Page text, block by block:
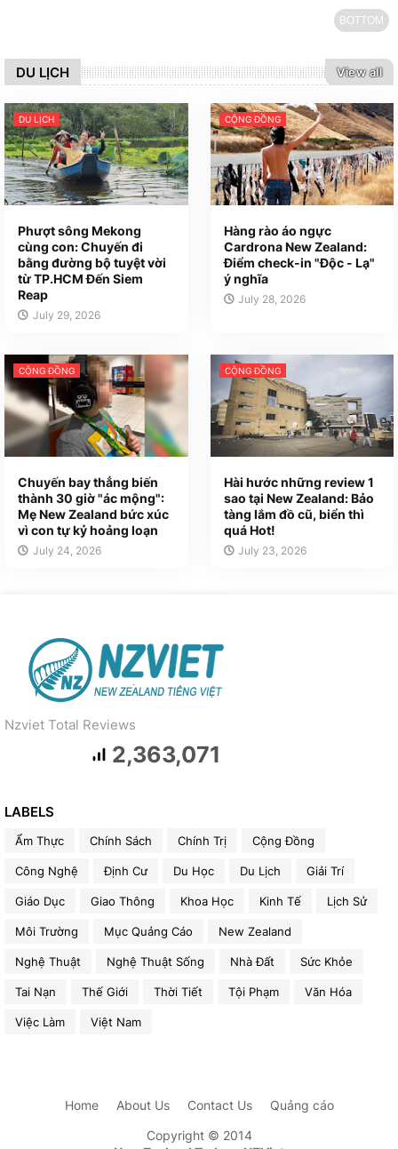
BOTTOM
DU LỊCH View all
DU LỊCH
Phượt sông Mekong
cùng con: Chuyến đi
bằng đường bộ tuyệt vời
từ TP.HCM Đến Siem
Reap
July 29, 2026
CỘNG ĐỒNG
Hàng rào áo ngực
Cardrona New Zealand:
Điểm check-in "Độc - Lạ"
ý nghĩa
July 28, 2026
CỘNG ĐỒNG
Chuyến bay thẳng biến
thành 30 giờ "ác mộng":
Mẹ New Zealand bức xúc
vì con tự kỷ hoảng loạn
July 24, 2026
CỘNG ĐỒNG
Hài hước những review 1
sao tại New Zealand: Bảo
tàng lắm đồ cũ, biển thì
quá Hot!
July 23, 2026
Nzviet Total Reviews
2,363,071
LABELS
Ẩm Thực Chính Sách Chính Trị Cộng Đồng
Công Nghệ Định Cư Du Học Du Lịch Giải Trí
Giáo Dục Giao Thông Khoa Học Kinh Tế Lịch Sử
Môi Trường Mục Quảng Cáo New Zealand
Nghệ Thuật Nghệ Thuật Sống Nhà Đất Sức Khỏe
Tai Nạn Thế Giới Thời Tiết Tội Phạm Văn Hóa
Việc Làm Việt Nam
Copyright © 2014
Home About Us Contact Us Quảng cáo